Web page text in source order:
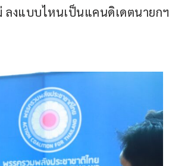
ลงแบบไหนเป็นแคนดิเดตนายกฯ